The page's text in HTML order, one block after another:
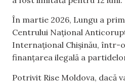
În martie 2026, Lungu a
Centrului Național
Internațional Chișinău, într-
finanțarea ilegală a
Potrivit Rise Moldova, dacă